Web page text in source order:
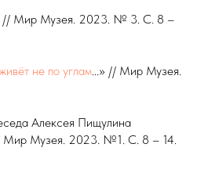
// Мир Музея. 2023. № 3. С. 8 –
не по углам...» // Мир Музея.
Алексея Пищулина
Мир Музея. 2023. №1. С. 8 – 14.